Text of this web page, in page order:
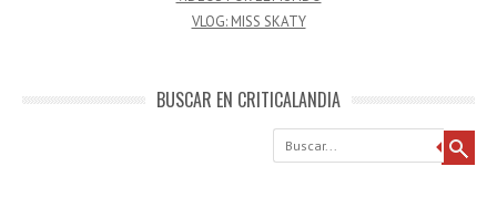
VLOG: MISS SKATY
BUSCAR EN CRITICALANDIA
Buscar